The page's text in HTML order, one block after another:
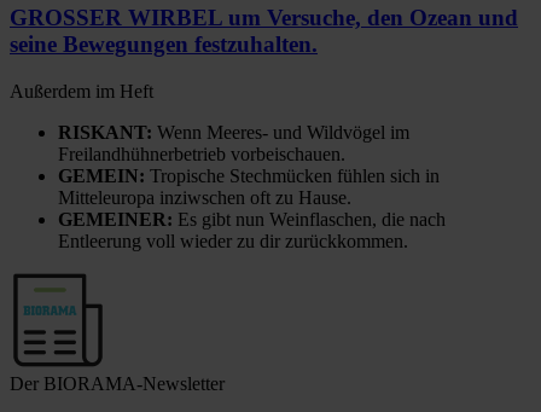
GROSSER WIRBEL um Versuche, den Ozean und
seine Bewegungen festzuhalten.
Außerdem im Heft
RISKANT: Wenn Meeres- und Wildvögel im
Freilandhühnerbetrieb vorbeischauen.
GEMEIN: Tropische Stechmücken fühlen sich in
Mitteleuropa inziwschen oft zu Hause.
GEMEINER: Es gibt nun Weinflaschen, die nach
Entleerung voll wieder zu dir zurückkommen.
Der BIORAMA-Newsletter